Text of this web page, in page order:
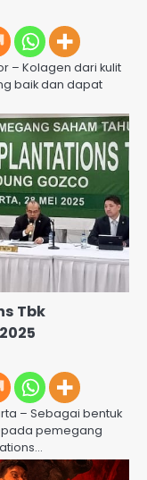
– Kolagen dari kulit
baik dan dapat
Tbk
– Sebagai bentuk
pemegang